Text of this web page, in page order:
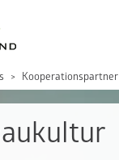
Kooperationspartner